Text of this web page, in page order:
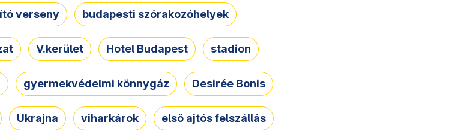
verseny budapesti szórakozóhelyek
V.kerület Hotel Budapest stadion
gyermekvédelmi könnygáz Desirée Bonis
Ukrajna viharkárok első ajtós felszállás